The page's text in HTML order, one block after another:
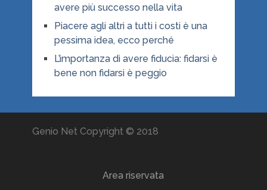
avere più successo nella vita
Piacere agli altri a tutti i costi è una
pessima idea, ecco perché
L’importanza di avere fiducia: fidarsi è
bene non fidarsi è peggio
Genio Net Copyright © 2018
Area riservata